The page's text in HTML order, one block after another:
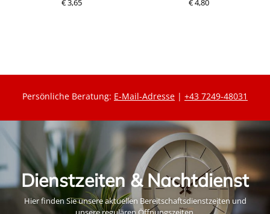
Persönliche Beratung: E-Mail-Adresse | +43 7249-48031
Dienstzeiten & Nachtdienst
Hier finden Sie unsere aktuellen Bereitschaftsdienstzeiten und